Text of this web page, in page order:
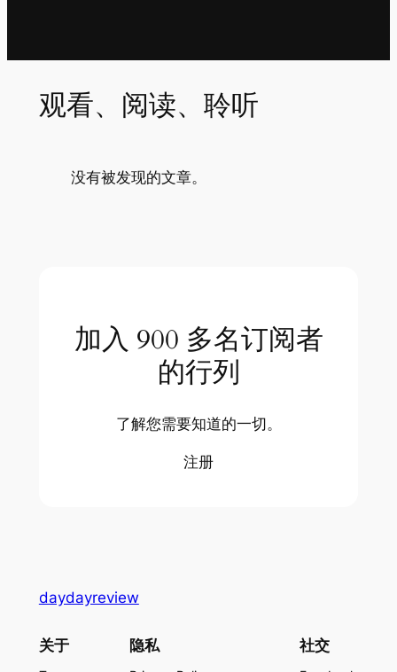
观看、阅读、聆听
没有被发现的文章。
加入 900 多名订阅者
的行列
了解您需要知道的一切。
注册
daydayreview
关于 隐私 社交